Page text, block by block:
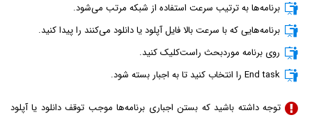
برنامه‌ها به ترتیب سرعت استفاده از شبکه مرتب می‌شود.
برنامه‌هایی که با سرعت بالا فایل آپلود یا دانلود می‌کنند را پیدا کنید.
روی برنامه موردبحث راست‌کلیک کنید.
End task را انتخاب کنید تا به اجبار بسته شود.
توجه داشته باشید که بستن اجباری برنامه‌ها موجب توقف دانلود یا آپلود